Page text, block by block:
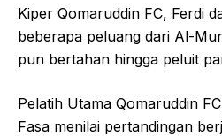
Kiper Qomaruddin FC, Ferdi
beberapa peluang dari Al-
pun bertahan hingga peluit
Pelatih Utama Qomaruddin
Fasa menilai pertandingan